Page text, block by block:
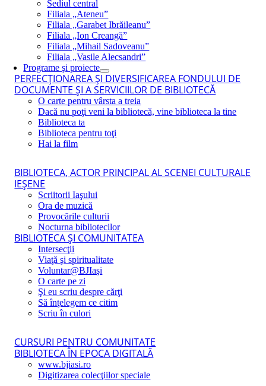
Sediul central
Filiala „Ateneu”
Filiala „Garabet Ibrăileanu”
Filiala „Ion Creangă”
Filiala „Mihail Sadoveanu”
Filiala „Vasile Alecsandri”
Programe şi proiecte
PERFECŢIONAREA ŞI DIVERSIFICAREA FONDULUI DE
DOCUMENTE ŞI A SERVICIILOR DE BIBLIOTECĂ
O carte pentru vârsta a treia
Dacă nu poţi veni la bibliotecă, vine biblioteca la tine
Biblioteca ta
Biblioteca pentru toţi
Hai la film
BIBLIOTECA, ACTOR PRINCIPAL AL SCENEI CULTURALE
IEŞENE
Scriitorii Iaşului
Ora de muzică
Provocările culturii
Nocturna bibliotecilor
BIBLIOTECA ŞI COMUNITATEA
Intersecţii
Viaţă şi spiritualitate
Voluntar@BJIaşi
O carte pe zi
Şi eu scriu despre cărţi
Să înţelegem ce citim
Scriu în culori
CURSURI PENTRU COMUNITATE
BIBLIOTECA ÎN EPOCA DIGITALĂ
www.bjiasi.ro
Digitizarea colecţiilor speciale